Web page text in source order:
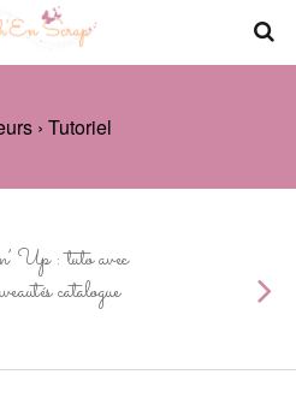
› Tutoriel
Up : tuto avec
catalogue